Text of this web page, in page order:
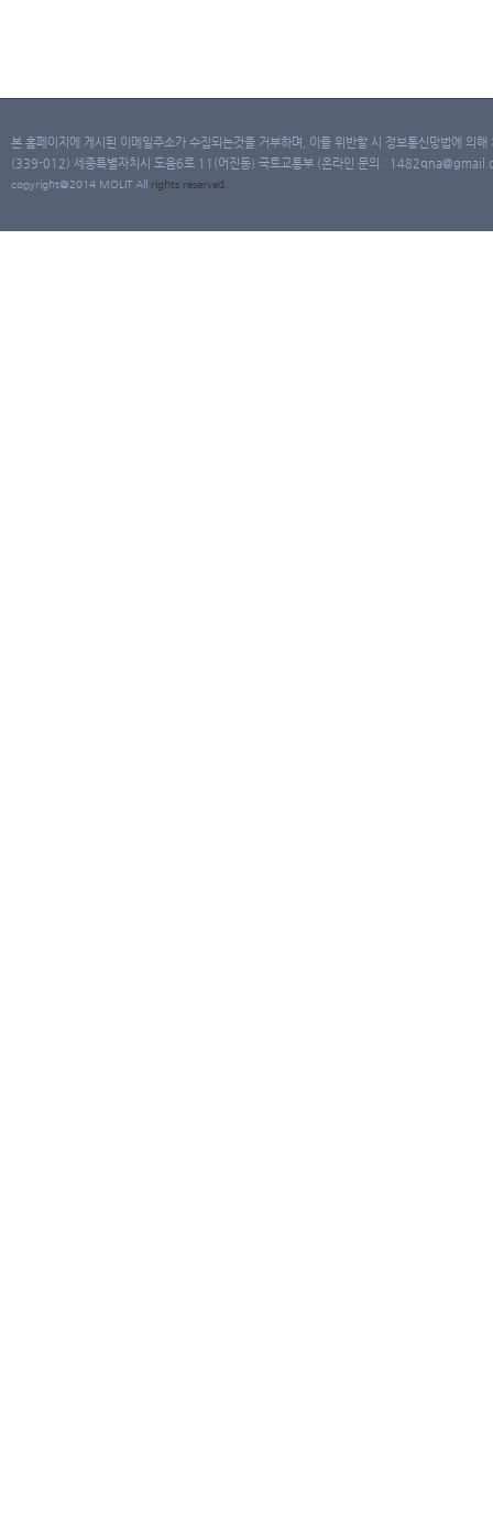
본 홈페이지에 게시된 이메일주소가 수집되는것을 거부하며, 이를 위반할 시 정보통신망법에 의
(339-012) 세종특별자치시 도움6로 11(어진동) 국토교통부 (온라인 문의 :
copyright@2014 MOLIT All rights reserved.